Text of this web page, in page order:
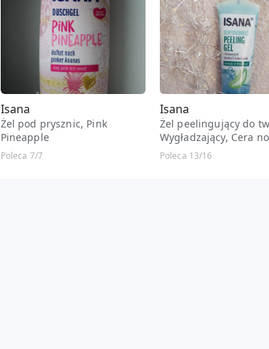
Isana
Żel pod prysznic, Pink
Pineapple
Poleca 7/7
Isana
Żel peelingujący do
Wygładzający, Cera
i mieszana, Aloes,
Poleca 13/16